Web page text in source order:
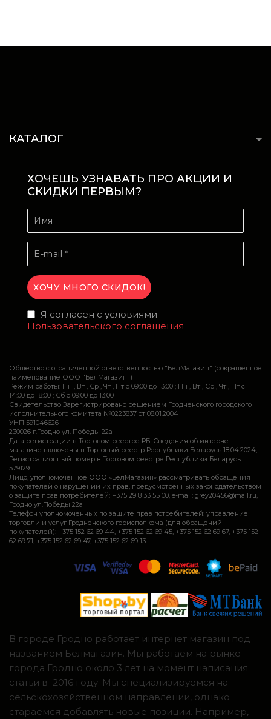
КАТАЛОГ
ХОЧЕШЬ УЗНАВАТЬ ПРО АКЦИИ И
СКИДКИ ПЕРВЫМ?
Я согласен с условиями
Пользовательского соглашения
Общество с ограниченной ответственностью "БелМагазин" (сокращенное
наименование ООО "БелМагазин")
Режим работы: Пн , Вт , Ср , Чт , Пт c 09:00 до 13:00 ; Пн , Вт , Ср , Чт , Пт c
14:00 до 18:00 ; Сб c 09:00 до 13:00
Свидетельство Зарегистрировано решением Гродненского городского
исполнительного комитета №0223837 от 08.01.2004
УНП 591046626
230026 г.Гродно ул. Победы 22а
Дата регистрации в Торговом реестре РБ: Сведения об интернет-
магазине включены в Торговый реестр Республики Беларусь 18.04.2024,
Регистрационный номер в Торговом реестре Республики Беларусь
579129
Лицо, уполномоченное ООО «БелМагазин» рассматривать обращения
покупателей о нарушении их прав, предусмотренных законодательством
о защите прав потребителей: +375 29 8 33 55 00, e-mail: grey20456@mail.ru,
Гродно ул.Победы 22а
Телефон уполномоченных по защите прав потребителей: управление
торговли и услуг Гродненского горисполкома (для обращений
покупателей): +375 152 62 69 44, +375 152 62 69 45, +375 152 62 69 67, +375 152
62 69 71, +375 152 62 69 47, +375 152 62 69 13
В городе Гродно работает интернет магазин под
названием Белмагазин. Мы работаем на рынке
города Гродно около 3 лет на момент написания
статьи в 2016 году. Мы специализируемся на
сельскохозяйственном направлении, однако
стараемся добавлять новые позиции. Например,